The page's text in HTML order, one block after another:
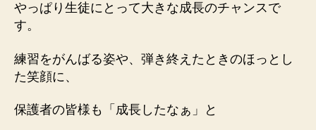
やっぱり生徒にとって大きな成長のチャンスで
す。
練習をがんばる姿や、 弾き終えたときのほっとし
た笑顔に、
保護者の皆様も「成長したなぁ」と